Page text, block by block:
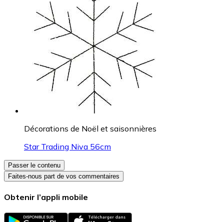
Décorations de Noël et saisonnières
Star Trading Niva 56cm
Passer le contenu
Faites-nous part de vos commentaires
Obtenir l’appli mobile